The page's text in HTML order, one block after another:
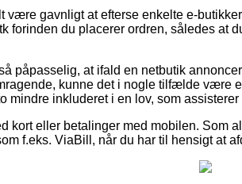
være gavnligt at efterse enkelte e-
forinden du placerer ordren, således at
påpasselig, at ifald en netbutik
kunne det i nogle tilfælde være
mindre inkluderet i en lov, som
kort eller betalinger med mobilen. Som
f.eks. ViaBill, når du har til hensigt at